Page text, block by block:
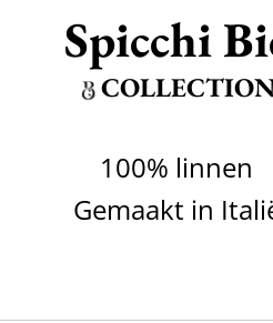
Spicchi
100% linnen
Gemaakt in